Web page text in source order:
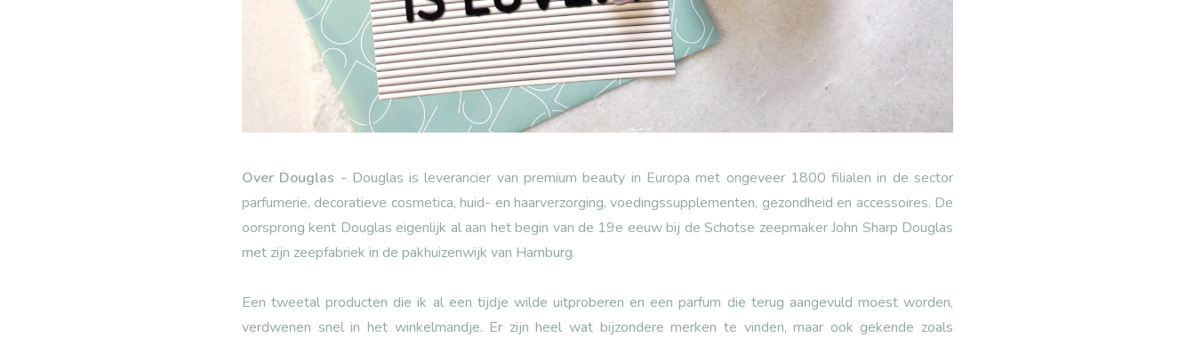
Over Douglas - Douglas is leverancier van premium beauty in Europa met ongeveer 1800 filialen in de sector
parfumerie, decoratieve cosmetica, huid- en haarverzorging, voedingssupplementen, gezondheid en accessoires. De
oorsprong kent Douglas eigenlijk al aan het begin van de 19e eeuw bij de Schotse zeepmaker John Sharp Douglas
met zijn zeepfabriek in de pakhuizenwijk van Hamburg.
Een tweetal producten die ik al een tijdje wilde uitproberen en een parfum die terug aangevuld moest worden,
verdwenen snel in het winkelmandje. Er zijn heel wat bijzondere merken te vinden, maar ook gekende zoals